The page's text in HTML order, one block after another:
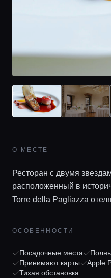
Главная
Локации
О МЕСТЕ
Ресторан с двумя
расположенный в
Torre della Pagliazza
ОСОБЕННОСТИ
Посадочные места
Принимают карты
Apple
Тихая обстановка